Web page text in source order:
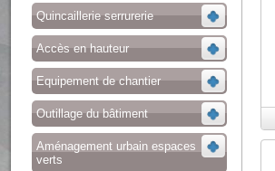
Quincaillerie serrurerie
Accès en hauteur
Equipement de chantier
Outillage du bâtiment
Aménagement urbain espaces
verts